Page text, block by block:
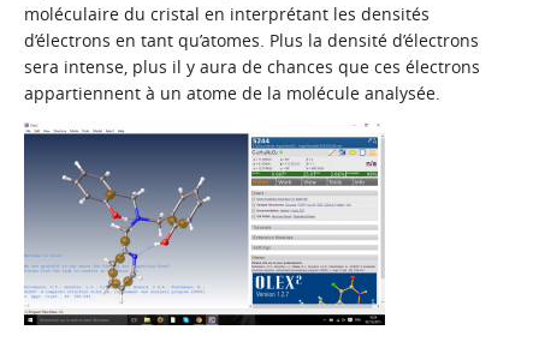
moléculaire du cristal en interprétant les densités
d’électrons en tant qu’atomes. Plus la densité d’électrons
sera intense, plus il y aura de chances que ces électrons
appartiennent à un atome de la molécule analysée.